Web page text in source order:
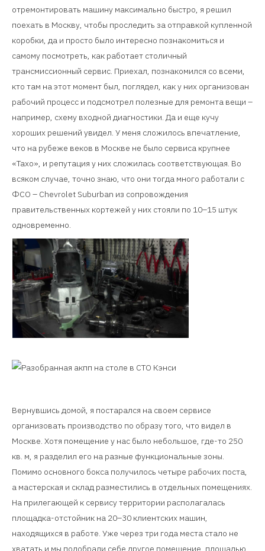
отремонтировать машину максимально быстро, я решил
поехать в Москву, чтобы проследить за отправкой купленной
коробки, да и просто было интересно познакомиться и
самому посмотреть, как работает столичный
трансмиссионный сервис. Приехал, познакомился со всеми,
кто там на этот момент был, поглядел, как у них организован
рабочий процесс и подсмотрел полезные для ремонта вещи –
например, схему входной диагностики. Да и еще кучу
хороших решений увидел. У меня сложилось впечатление,
что на рубеже веков в Москве не было сервиса крупнее
«Тахо», и репутация у них сложилась соответствующая. Во
всяком случае, точно знаю, что они тогда много работали с
ФСО – Chevrolet Suburban из сопровождения
правительственных кортежей у них стояли по 10–15 штук
одновременно.
Вернувшись домой, я постарался на своем сервисе
организовать производство по образу того, что видел в
Москве. Хотя помещение у нас было небольшое, где-то 250
кв. м, я разделил его на разные функциональные зоны.
Помимо основного бокса получилось четыре рабочих поста,
а мастерская и склад разместились в отдельных помещениях.
На прилегающей к сервису территории располагалась
площадка-отстойник на 20–30 клиентских машин,
находящихся в работе. Уже через три года места стало не
хватать и мы подобрали себе другое помещение, площадью